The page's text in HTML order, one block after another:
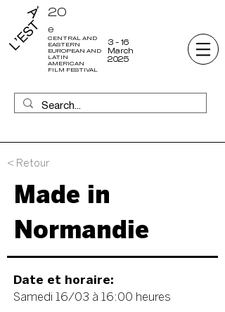
CENTRAL AND
EASTERN
EUROPEAN AND
LATIN
AMERICAN
FILM FESTIVAL
20
e
3 - 16
March
2025
< Retour
Made in
Normandie
Date et horaire:
Samedi 16/03 à 16:00 heures